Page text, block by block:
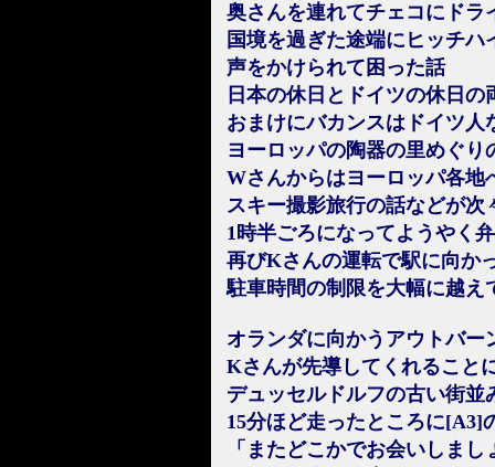
奥さんを連れてチェコにドラ
国境を過ぎた途端にヒッチ
声をかけられて困った話
日本の休日とドイツの休日の
おまけにバカンスはドイツ
ヨーロッパの陶器の里めぐり
Wさんからはヨーロッパ各地
スキー撮影旅行の話などが次
1時半ごろになってようやく
再びKさんの運転で駅に向か
駐車時間の制限を大幅に越え
オランダに向かうアウトバー
Kさんが先導してくれること
デュッセルドルフの古い街並
15分ほど走ったところに[A3]
「またどこかでお会いしまし